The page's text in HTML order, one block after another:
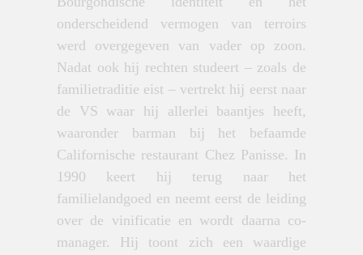
onderscheidend vermogen van terroirs
werd overgegeven van vader op zoon.
Nadat ook hij rechten studeert – zoals de
familietraditie eist – vertrekt hij eerst naar
de VS waar hij allerlei baantjes heeft,
waaronder barman bij het befaamde
Californische restaurant Chez Panisse. In
1990 keert hij terug naar het
familielandgoed en neemt eerst de leiding
over de vinificatie en wordt daarna co-
manager. Hij toont zich een waardige